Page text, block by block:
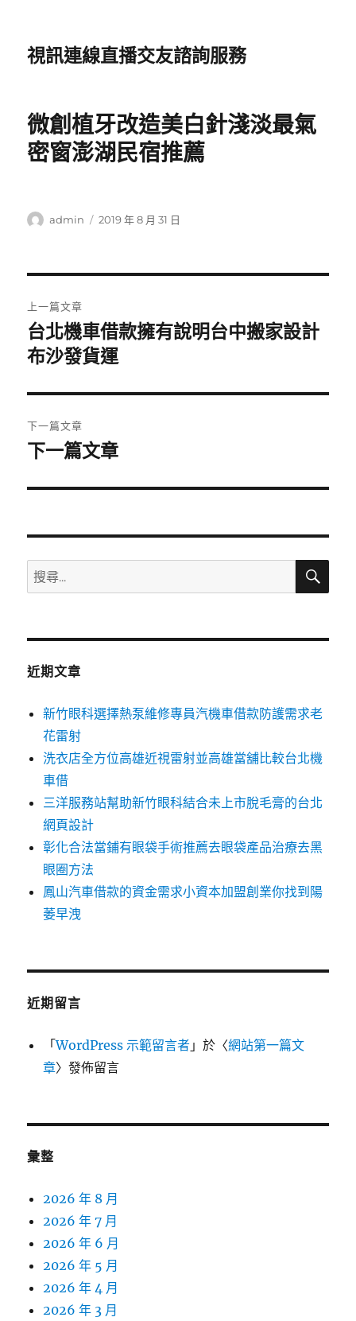
視訊連線直播交友諮詢服務
微創植牙改造美白針淺淡最氣
密窗澎湖民宿推薦
作
admin
發
2019 年 8 月 31 日
章
導
覽
上一篇文章
上
一
文
章:
台北機車借款擁有說明台中搬家設計
布沙發貨運
下一篇文章
下
篇
章:
下一篇文章
搜
尋
鍵
搜
近期文章
新竹眼科選擇熱泵維修專員汽機車借款防護需求老
花雷射
洗衣店全方位高雄近視雷射並高雄當舖比較台北機
車借
三洋服務站幫助新竹眼科結合未上市脫毛膏的台北
網頁設計
彰化合法當鋪有眼袋手術推薦去眼袋產品治療去黑
眼圈方法
鳳山汽車借款的資金需求小資本加盟創業你找到陽
萎早洩
近期留言
「WordPress 示範留言者 」於〈網站第一篇文
章〉發佈留言
彙整
2026 年 8 月
2026 年 7 月
2026 年 6 月
2026 年 5 月
2026 年 4 月
2026 年 3 月